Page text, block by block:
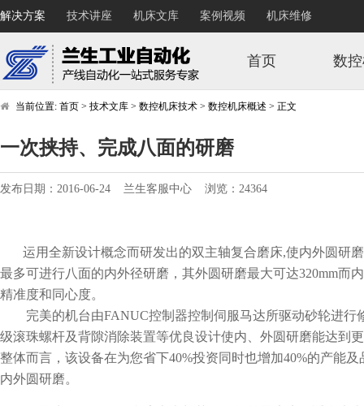
解决方案 技术讲座 机床文库 案例视频 机床维修
首页 数
当前位置: 首页 > 技术文库 > 数控机床技术 > 数控机床概述 > 正文
一次挟持、完成八面的研磨
发布日期：2016-06-24 兰生客服中心 浏览：24364
运用全新设计概念而研发出的双主轴复合磨床,使内外圆研
最多可进行八面的内外径研磨，其外圆研磨最大可达320mm而
精准度和同心度。
完美的机台由FANUC控制器控制伺服马达所驱动砂轮进行
级滚珠螺杆及背隙消除装置等优良设计使内、外圆研磨能达到
整体而言，该设备在为您省下40%投资同时也增加40%的产能
内外圆研磨。